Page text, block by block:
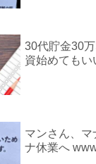
30代貯金30
資始めてもい
マンさん、マ
ナ休業へ